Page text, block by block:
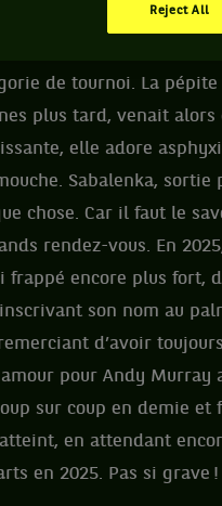
chez les «
elle était devenue, à 16
de tournoi. La
plus tard, venait alors
elle adore
Sabalenka,
chose. Car il faut le
rendez-vous. En
encore plus fort,
son nom au
d’avoir
pour Andy Murray
sur coup en demie et
en attendant
en 2025. Pas si grave !
Reject All